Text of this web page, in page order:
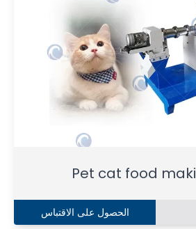
Pet cat food
الحصول على الاقتباس